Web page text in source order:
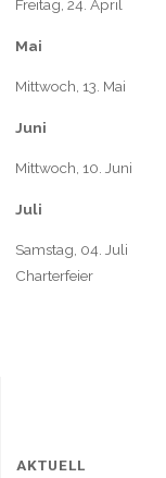
Freitag, 24.
Mai
Mittwoch, 13.
Juni
Mittwoch, 10.
Juli
Samstag, 04.
Charterfeier
AKTUELL